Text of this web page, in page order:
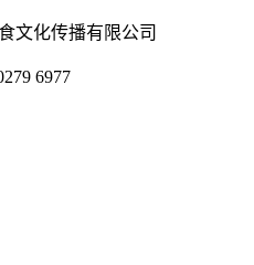
文化传播有限公司
6977